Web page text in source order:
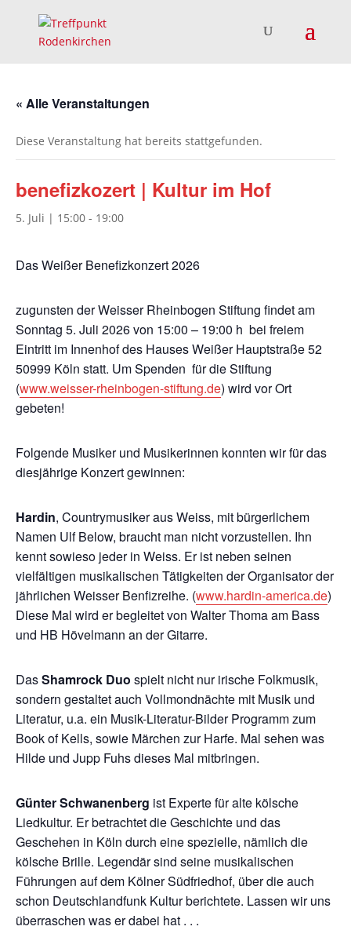
« Alle Veranstaltungen
Diese Veranstaltung hat bereits stattgefunden.
benefizkozert | Kultur im Hof
5. Juli | 15:00 - 19:00
Das Weißer Benefizkonzert 2026
zugunsten der Weisser Rheinbogen Stiftung findet am
Sonntag 5. Juli 2026 von 15:00 – 19:00 h bei freiem
Eintritt im Innenhof des Hauses Weißer Hauptstraße 52
50999 Köln statt. Um Spenden für die Stiftung
(www.weisser-rheinbogen-stiftung.de) wird vor Ort
gebeten!
Folgende Musiker und Musikerinnen konnten wir für das
diesjährige Konzert gewinnen:
Hardin, Countrymusiker aus Weiss, mit bürgerlichem
Namen Ulf Below, braucht man nicht vorzustellen. Ihn
kennt sowieso jeder in Weiss. Er ist neben seinen
vielfältigen musikalischen Tätigkeiten der Organisator der
jährlichen Weisser Benfizreihe. (www.hardin-america.de)
Diese Mal wird er begleitet von Walter Thoma am Bass
und HB Hövelmann an der Gitarre.
DasShamrock Duo spielt nicht nur irische Folkmusik,
sondern gestaltet auch Vollmondnächte mit Musik und
Literatur, u.a. ein Musik-Literatur-Bilder Programm zum
Book of Kells, sowie Märchen zur Harfe. Mal sehen was
Hilde und Jupp Fuhs dieses Mal mitbringen.
Günter Schwanenberg ist Experte für alte kölsche
Liedkultur. Er betrachtet die Geschichte und das
Geschehen in Köln durch eine spezielle, nämlich die
kölsche Brille. Legendär sind seine musikalischen
Führungen auf dem Kölner Südfriedhof, über die auch
schon Deutschlandfunk Kultur berichtete. Lassen wir uns
überraschen was er dabei hat . . .